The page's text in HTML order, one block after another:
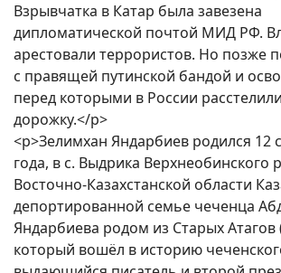
Взрывчатка в Катар была завезена
дипломатической почтой МИД РФ.
арестовали террористов. Но позже
с правящей путинской бандой и
перед которыми в России
дорожку.</p>
<p>Зелимхан Яндарбиев родился 12
года, в с. Выдрика Верхнеобинского
Восточно-Казахстанской области
депортированной семье чеченца
Яндарбиева родом из Старых Атагов
который вошёл в историю